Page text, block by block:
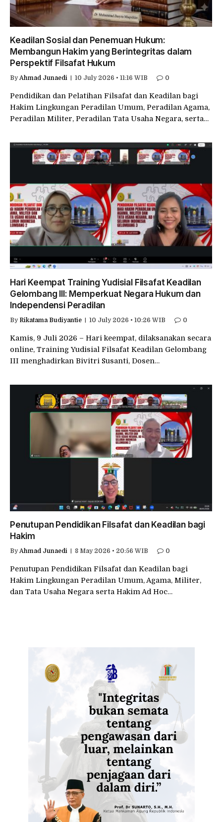
Keadilan Sosial dan Penemuan Hukum:
Membangun Hakim yang Berintegritas dalam
Perspektif Filsafat Hukum
By Ahmad Junaedi 10 July 2026 • 11:16 WIB 0
Pendidikan dan Pelatihan Filsafat dan Keadilan bagi
Hakim Lingkungan Peradilan Umum, Peradilan Agama,
Peradilan Militer, Peradilan Tata Usaha Negara, serta…
Hari Keempat Training Yudisial Filsafat Keadilan
Gelombang III: Memperkuat Negara Hukum dan
Independensi Peradilan
By Rikatama Budiyantie 10 July 2026 • 10:26 WIB 0
Kamis, 9 Juli 2026 – Hari keempat, dilaksanakan secara
online, Training Yudisial Filsafat Keadilan Gelombang
III menghadirkan Bivitri Susanti, Dosen…
Penutupan Pendidikan Filsafat dan Keadilan bagi
Hakim
By Ahmad Junaedi 8 May 2026 • 20:56 WIB 0
Penutupan Pendidikan Filsafat dan Keadilan bagi
Hakim Lingkungan Peradilan Umum, Agama, Militer,
dan Tata Usaha Negara serta Hakim Ad Hoc…